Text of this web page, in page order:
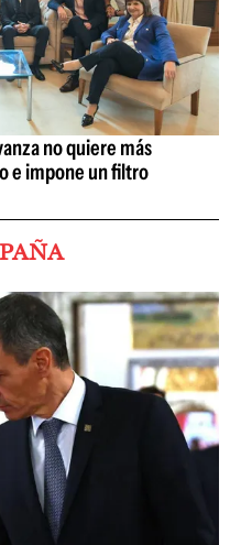
no quiere más
e impone un filtro